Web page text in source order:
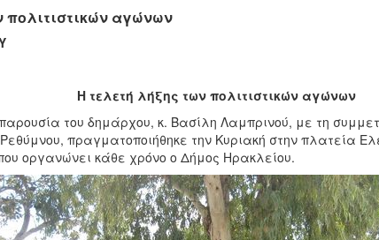
πολιτιστικών αγώνων
Η τελετή λήξης των πολιτιστικών αγώνων
του δημάρχου, κ. Βασίλη Λαμπρινού, με τη
πραγματοποιήθηκε την Κυριακή στην πλατεία
οργανώνει κάθε χρόνο ο Δήμος Ηρακλείου.